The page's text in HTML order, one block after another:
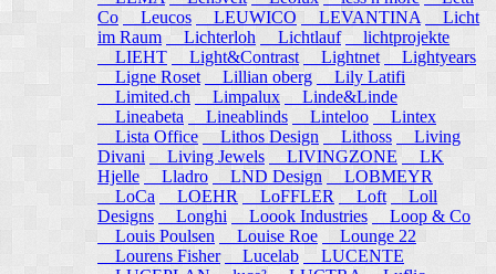
Co
Leucos LEUWICO LEVANTINA
Licht
im Raum
Lichterloh Lichtlauf lichtprojekte
LIEHT
Light&Contrast Lightnet
Lightyears
Ligne Roset
Lillian oberg
Lily Latifi
Limited.ch
Limpalux
Linde&Linde
Lineabeta
Lineablinds Linteloo
Lintex
Lista Office Lithos Design Lithoss
Living
Divani
Living Jewels LIVINGZONE
LK
Hjelle
Lladro LND Design
LOBMEYR
LoCa
LOEHR LoFFLER Loft
Loll
Designs
Longhi Loook Industries
Loop & Co
Louis Poulsen
Louise Roe
Lounge 22
Lourens Fisher
Lucelab
LUCENTE